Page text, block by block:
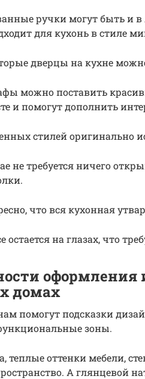
ручки могут быть и
для кухонь в стиле
дверцы на кухне
можно поставить
и помогут дополнить
стилей оригинально
не требуется ничего
что вся кухонная
остается на глазах, что
оформления
домах
помогут подсказки
зоны.
теплые оттенки мебели,
А глянцевой